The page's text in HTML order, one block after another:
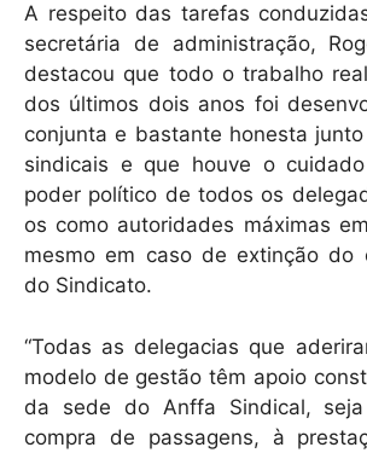
A respeito das tarefas
secretária de administração,
destacou que todo o trabalho
dos últimos dois anos foi
conjunta e bastante honesta
sindicais e que houve o
poder político de todos os
os como autoridades máximas
mesmo em caso de extinção do
do Sindicato.
“Todas as delegacias que
modelo de gestão têm apoio
da sede do Anffa Sindical,
compra de passagens, à